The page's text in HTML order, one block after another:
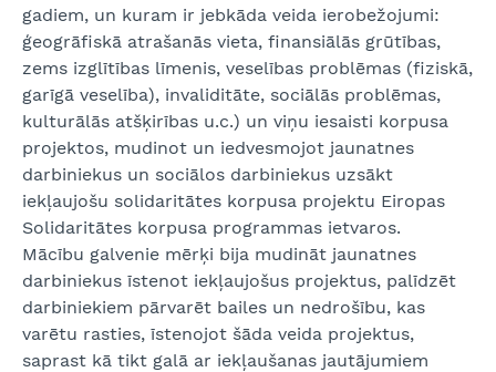
gadiem, un kuram ir jebkāda veida ierobežojumi:
ģeogrāfiskā atrašanās vieta, finansiālās grūtības,
zems izglītības līmenis, veselības problēmas (fiziskā,
garīgā veselība), invaliditāte, sociālās problēmas,
kulturālās atšķirības u.c.) un viņu iesaisti korpusa
projektos, mudinot un iedvesmojot jaunatnes
darbiniekus un sociālos darbiniekus uzsākt
iekļaujošu solidaritātes korpusa projektu Eiropas
Solidaritātes korpusa programmas ietvaros.
Mācību galvenie mērķi bija mudināt jaunatnes
darbiniekus īstenot iekļaujošus projektus, palīdzēt
darbiniekiem pārvarēt bailes un nedrošību, kas
varētu rasties, īstenojot šāda veida projektus,
saprast kā tikt galā ar iekļaušanas jautājumiem